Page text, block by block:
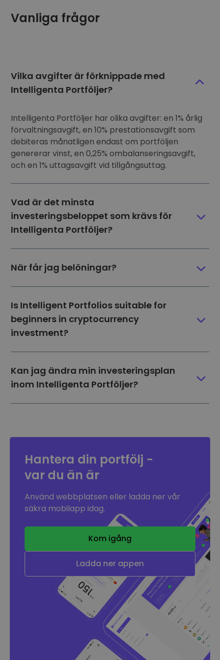
Vanliga frågor
Vilka avgifter är förknippade med
Intelligenta Portföljer?
Intelligenta Portföljer har olika avgifter: en 1% årlig
förvaltningsavgift, en 10% prestationsavgift som
debiteras månatligen endast om portföljen
genererar vinst, en 0,25% ombalanseringsavgift,
och en 1% uttagsavgift vid tillgångsuttag.
Vad är det minsta
investeringsbeloppet som krävs för
Intelligenta Portföljer?
När får jag belöningar?
Is Intelligent Portfolios suitable for
beginners in cryptocurrency
investment?
Kan jag ändra min investeringsplan
inom Intelligenta Portföljer?
Hantera din portfölj -
var du än är
Använd webbplatsen eller ladda ner vår
säkra mobilapp idag.
Kom igång
Ladda ner appen